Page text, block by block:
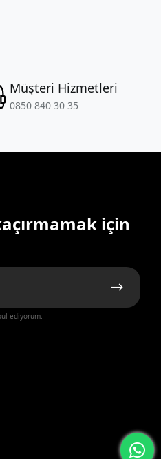
Müşteri Hizmetleri
0850 840 30 35
için
ediyorum.